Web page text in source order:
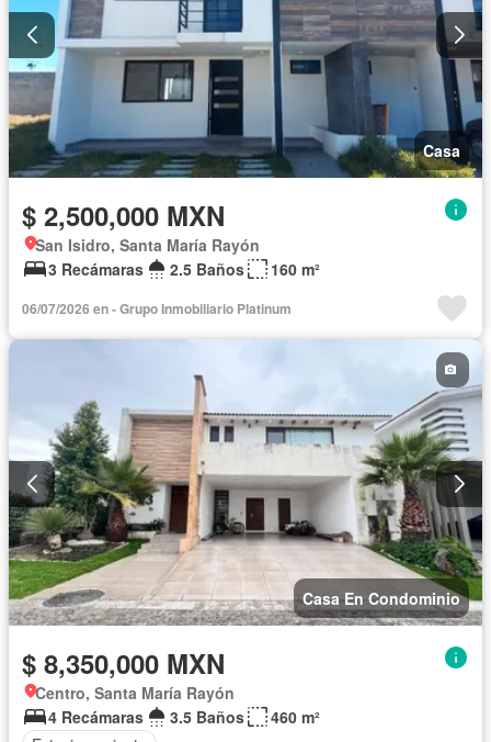
Casa
$ 2,500,000 MXN
San Isidro, Santa María Rayón
3 Recámaras
2.5 Baños 160 m²
06/07/2026 en - Grupo Inmobiliario Platinum
Casa En Condominio
$ 8,350,000 MXN
Centro, Santa María Rayón
4 Recámaras
3.5 Baños
460 m²